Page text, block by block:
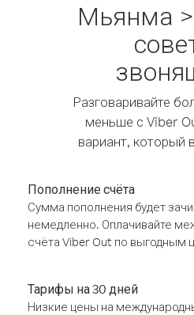
Мьянма
Разговаривайте
меньше с Viber
вариант, который
Пополнение счёта
Сумма пополнения будет
немедленно. Оплачивайте
счёта Viber Out по выгодным
Тарифы на 30 дней
Низкие цены на